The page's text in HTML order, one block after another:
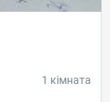
1 кімната